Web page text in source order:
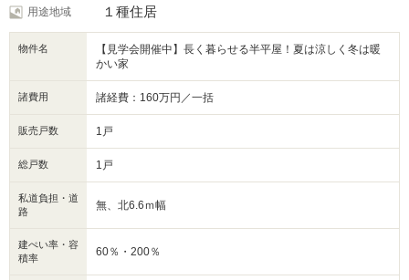
■ファミリークローゼット、パントリー、独立洗面台あり
●エアコン・ダイニングテーブルセット・ソファ・リビングセンターテーブ
ル・テレビボード・ラグ・カーテン付きのお得物件。
●オール電化&太陽光発電住宅で、快適・安全・エコな暮らし。
用途地域 １種住居
物件名
【見学会開催中】長く暮らせる半平屋！夏は涼しく冬は暖
かい家
諸費用 諸経費：160万円／一括
販売戸数 1戸
総戸数 1戸
私道負担・道
路
無、北6.6ｍ幅
建ぺい率・容
積率
60％・200％